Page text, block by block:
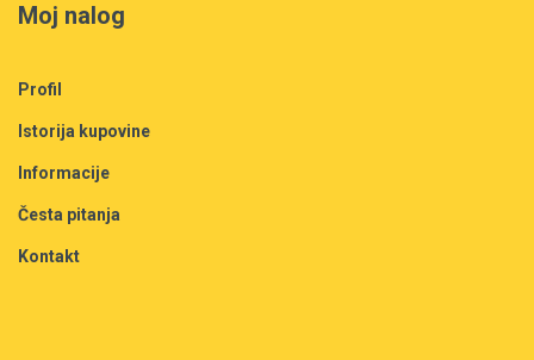
Moj nalog
Profil
Istorija kupovine
Informacije
Česta pitanja
Kontakt